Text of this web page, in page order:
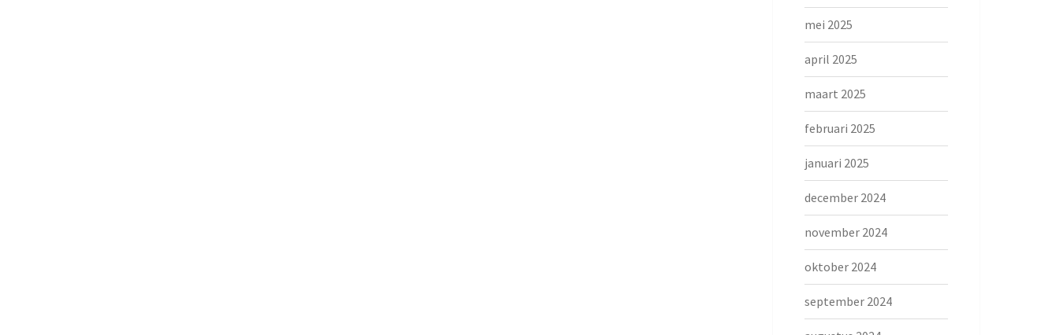
mei 2025
april 2025
maart 2025
februari 2025
januari 2025
december 2024
november 2024
oktober 2024
september 2024